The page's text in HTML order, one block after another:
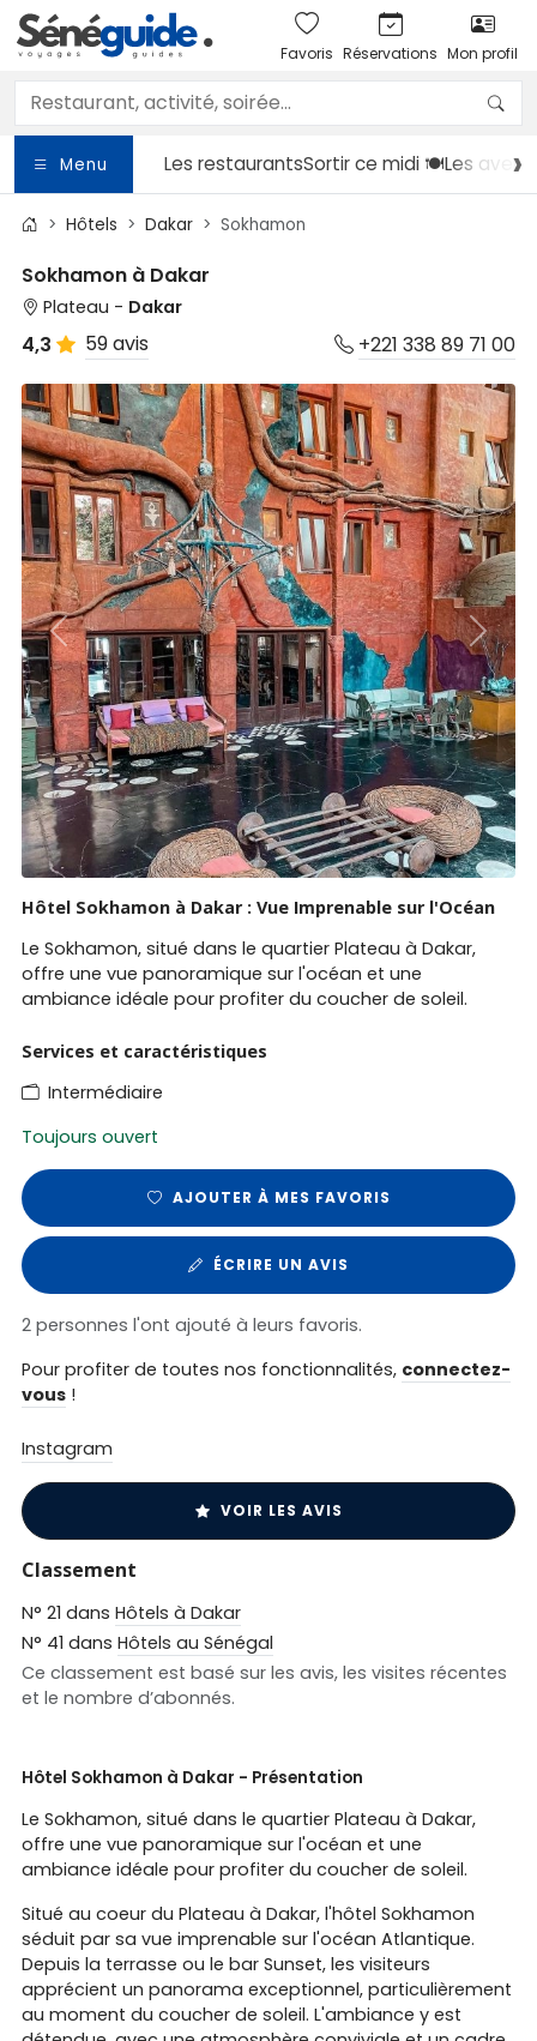
Favoris Réservations Mon profil
Menu Les restaurantsSortirce midi 🍽️Les
Hôtels Dakar Sokhamon
Sokhamon à Dakar
Plateau - Dakar
4,3 59 avis +221 338 89 71 00
Previous Next
Hôtel Sokhamon à Dakar : Vue Imprenable sur l'Océan
Le Sokhamon, situé dans le quartier Plateau à Dakar,
offre une vue panoramique sur l'océan et une
ambiance idéale pour profiter du coucher de soleil.
Services et caractéristiques
Intermédiaire
Toujours ouvert
AJOUTER À MES FAVORIS
ÉCRIRE UN AVIS
2 personnes l'ont ajouté à leurs favoris.
Pour profiter de toutes nos fonctionnalités, connectez-
vous !
Instagram
VOIR LES AVIS
Classement
N° 21 dansHôtels à Dakar
N° 41 dansHôtels au Sénégal
Ce classement est basé sur les avis, les visites récentes
et le nombre d’abonnés.
Hôtel Sokhamon à Dakar - Présentation
Le Sokhamon, situé dans le quartier Plateau à Dakar,
offre une vue panoramique sur l'océan et une
ambiance idéale pour profiter du coucher de soleil.
Situé au coeur du Plateau à Dakar, l'hôtel Sokhamon
séduit par sa vue imprenable sur l'océan Atlantique.
Depuis la terrasse ou le bar Sunset, les visiteurs
apprécient un panorama exceptionnel, particulièrement
au moment du coucher de soleil. L'ambiance y est